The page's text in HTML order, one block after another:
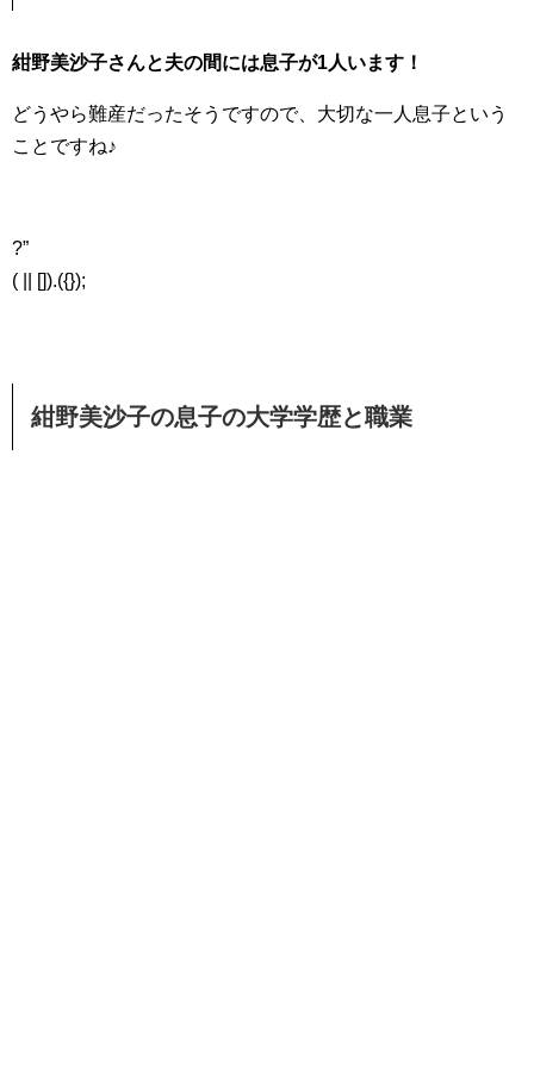
紺野美沙子さんと夫の間には息子が1人います！
どうやら難産だったそうですので、大切な一人息子という
ことですね♪
?”
( || []).({});
紺野美沙子の息子の大学学歴と職業